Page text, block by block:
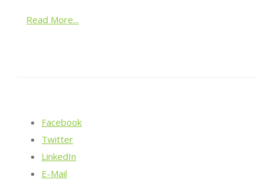
Read More...
Facebook
Twitter
LinkedIn
E-Mail